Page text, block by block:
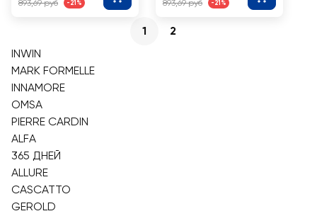
893,69 руб -21% 893,69 руб -21%
1
2
INWIN
MARK FORMELLE
INNAMORE
OMSA
PIERRE CARDIN
ALFA
365 ДНЕЙ
ALLURE
CASCATTO
GEROLD